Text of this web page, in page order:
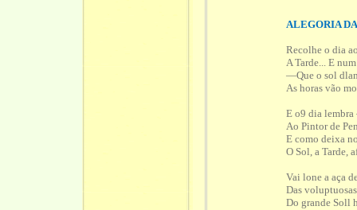
ALEGORIA
Recolhe o dia
A Tarde... E
—Que o sol
As horas vão
E o9 dia
Ao Pintor de
E como deixa
O Sol, a Tarde,
Vai lone a aça
Das
Do grande Soll